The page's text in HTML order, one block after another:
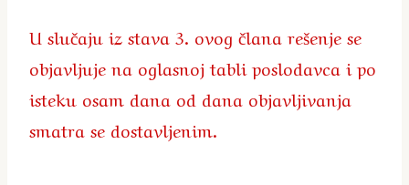
U slučaju iz stava 3. ovog člana rešenje se
objavljuje na oglasnoj tabli poslodavca i po
isteku osam dana od dana objavljivanja
smatra se dostavljenim.